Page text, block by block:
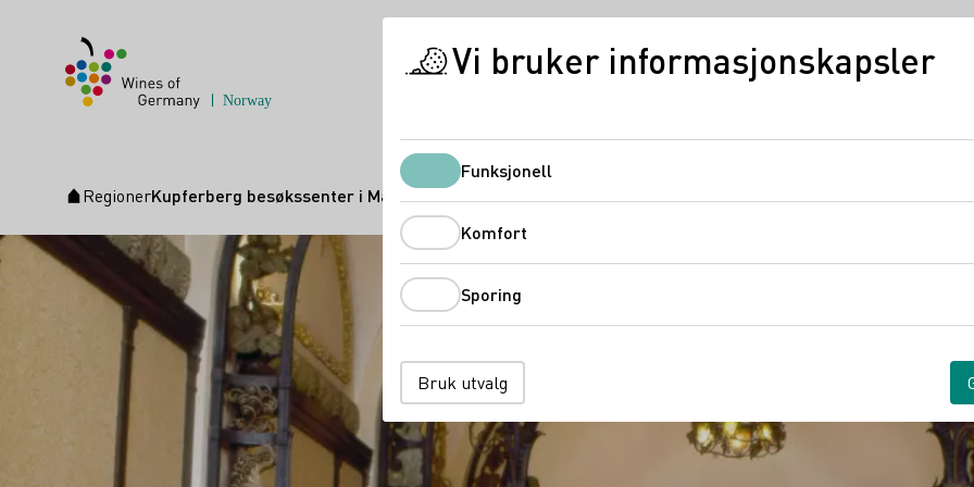
Startside
RegionerKupferberg besøkssenter i Mainz
Vi bruker informasjonskapsler
FunksjonellFunksjonell
Komfort
Sporing
Bruk utvalg